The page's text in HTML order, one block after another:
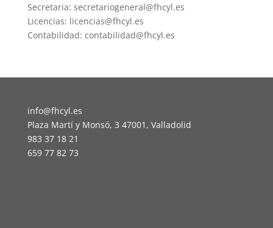
Secretaria: secretariogeneral@fhcyl.es
Licencias: licencias@fhcyl.es
Contabilidad: contabilidad@fhcyl.es
info@fhcyl.es
Plaza Martí y Monsó, 3 47001, Valladolid
983 37 18 21
659 77 82 73